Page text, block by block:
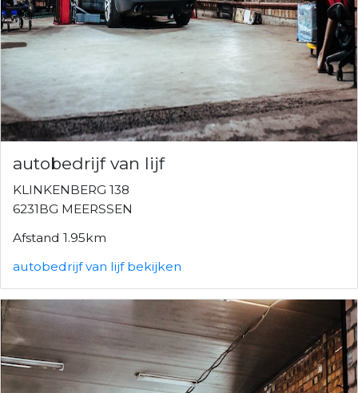
autobedrijf van lijf
KLINKENBERG 138
6231BG MEERSSEN
Afstand 1.95km
autobedrijf van lijf bekijken